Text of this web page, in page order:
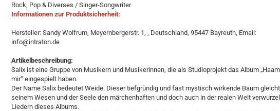
Rock, Pop & Diverses / Singer-Songwriter
Informationen zur Produktsicherheit:
Hersteller: Sandy Wolfrum, Meyernbergerstr. 1, , Deutschland, 95447 Bayreuth, Email:
info@intraton.de
Artikelbeschreibung:
Salix ist eine Gruppe von Musikern und Musikerinnen, die als Studioprojekt das Album
mir“ eingespielt haben.
Der Name Salix bedeutet Weide. Dieser tiefgründig und fast mystisch wirkende Baum
seinem Wesen und der Seele den märchenhaften und doch auch in der realen Welt
Liedern dieses Albums.